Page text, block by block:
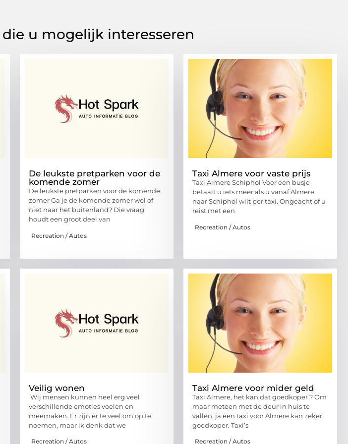
die u mogelijk interesseren
De leukste pretparken voor de
komende zomer
De leukste pretparken voor de komende
zomer Ga je de komende zomer wel of
niet naar het buitenland? Die vraag
houdt een groot deel van
Recreation / Autos
Taxi Almere voor vaste prijs
Taxi Almere Schiphol Voor een busje
betaalt u iets meer als u vanaf Almere
naar Schiphol wilt per taxi. Ongeacht of u
reist met een
Recreation / Autos
Veilig wonen
Wij mensen kunnen heel erg veel
verschillende emoties voelen en
meemaken. Er zijn er te veel om op te
noemen, maar ik denk dat we
Recreation / Autos
Taxi Almere voor mider geld
Taxi Almere, het kan dat goedkoper ? Om
maar meteen met de deur in huis te
vallen, ja een taxi voor Almere kan zeker
goedkoper. Taxi’s
Recreation / Autos